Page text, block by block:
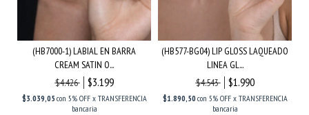
(HB7000-1) LABIAL EN BARRA
CREAM SATIN O...
$4.426
$3.199
$3.039,05 con 5% OFF x TRANSFERENCIA
bancaria
(HB577-BG04) LIP GLOSS LAQUEADO
LINEA GL...
$4.543
$1.990
$1.890,50con 5% OFF x TRANSFERENCIA
bancaria